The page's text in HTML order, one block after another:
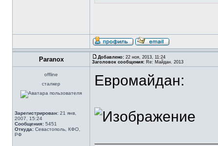
Paranox Добавлено: 22 ноя, 2013, 11:24
Заголовок сообщения: Re: Майдан. 2013
offline
сталкер
Зарегистрирован: 21 янв,
2007, 15:24
Сообщения: 5451
Откуда: Севастополь, КФО,
РФ
Евромайдан: